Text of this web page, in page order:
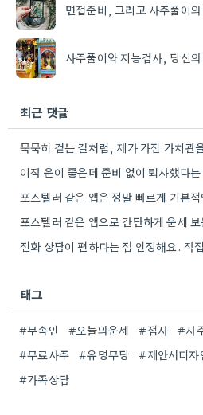
면접준비, 그리고 사주풀이
사주풀이와 지능검사, 당신
최근 댓글
태그
#무속인 #오늘의운세 #점사 #사
#무료사주
#유명무당 #제안서디자
#가족상담